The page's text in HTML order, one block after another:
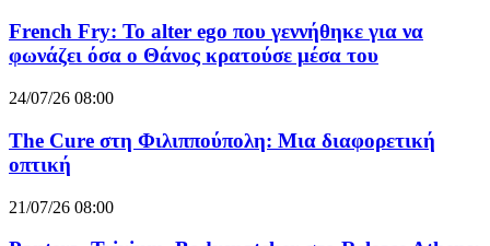
French Fry: Το alter ego που γεννήθηκε για να
φωνάζει όσα ο Θάνος κρατούσε μέσα του
24/07/26 08:00
The Cure στη Φιλιππούπολη: Μια διαφορετική
οπτική
21/07/26 08:00